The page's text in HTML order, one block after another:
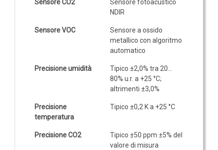
Sensore CO2
Sensore fotoacustico
NDIR
Sensore VOC
Sensore a ossido
metallico con algoritmo
automatico
Precisione umidità
Tipico ±2,0% tra 20…
80% u.r. a +25 °C;
altrimenti ±3,0%
Precisione
temperatura
Tipico ±0,2 K a +25 °C
Precisione CO2
Tipico ±50 ppm ±5% del
valore di misura
H2 ambiente
CO ambiente